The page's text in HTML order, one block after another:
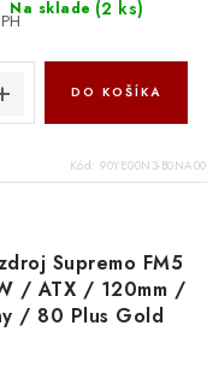
Na sklade (2 ks)
DO KOŠÍKA
Kód: 90YE00N3-B0NA00
Supremo FM5
/ ATX / 120mm /
/ 80 Plus Gold